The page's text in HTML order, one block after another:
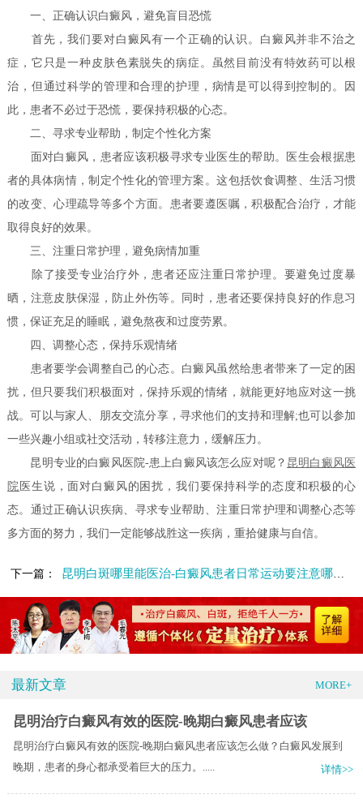
一、正确认识白癜风，避免盲目恐慌
首先，我们要对白癜风有一个正确的认识。白癜风并非不治之
症，它只是一种皮肤色素脱失的病症。虽然目前没有特效药可以根
治，但通过科学的管理和合理的护理，病情是可以得到控制的。因
此，患者不必过于恐慌，要保持积极的心态。
二、寻求专业帮助，制定个性化方案
面对白癜风，患者应该积极寻求专业医生的帮助。医生会根据患
者的具体病情，制定个性化的管理方案。这包括饮食调整、生活习惯
的改变、心理疏导等多个方面。患者要遵医嘱，积极配合治疗，才能
取得良好的效果。
三、注重日常护理，避免病情加重
除了接受专业治疗外，患者还应注重日常护理。要避免过度暴
晒，注意皮肤保湿，防止外伤等。同时，患者还要保持良好的作息习
惯，保证充足的睡眠，避免熬夜和过度劳累。
四、调整心态，保持乐观情绪
患者要学会调整自己的心态。白癜风虽然给患者带来了一定的困
扰，但只要我们积极面对，保持乐观的情绪，就能更好地应对这一挑
战。可以与家人、朋友交流分享，寻求他们的支持和理解;也可以参加
一些兴趣小组或社交活动，转移注意力，缓解压力。
昆明专业的白癜风医院-患上白癜风该怎么应对呢？ 昆明白癜风医
院 医生说，面对白癜风的困扰，我们要保持科学的态度和积极的心
态。通过正确认识疾病、寻求专业帮助、注重日常护理和调整心态等
多方面的努力，我们一定能够战胜这一疾病，重拾健康与自信。
下一篇： 昆明白斑哪里能医治-白癜风患者日常运动要注意哪些地方
最新文章 MORE+
昆明治疗白癜风有效的医院-晚期白癜风患者应该
昆明治疗白癜风有效的医院-晚期白癜风患者应该怎么做？白癜风发展到
晚期，患者的身心都承受着巨大的压力。.....
详情>>